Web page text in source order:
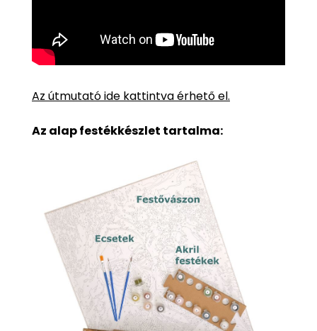
Az útmutató ide kattintva érhető el.
Az alap festékkészlet tartalma: